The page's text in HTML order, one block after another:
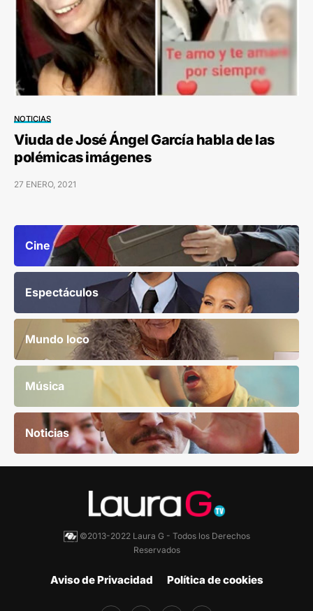
NOTICIAS
Viuda de José Ángel García habla de las
polémicas imágenes
27 ENERO, 2021
Cine
Espectáculos
Mundo loco
Música
Noticias
©2013-2022 Laura G - Todos los Derechos
Reservados
Aviso de Privacidad Política de cookies